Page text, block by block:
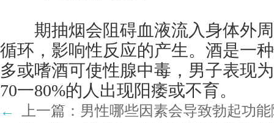
期抽烟会阻碍血液流入身体外周
循环，影响性反应的产生。酒是一
多或嗜酒可使性腺中毒，男子表现
70一80%的人出现阳痿或不育。
← 上一篇： 男性哪些因素会导致勃起功